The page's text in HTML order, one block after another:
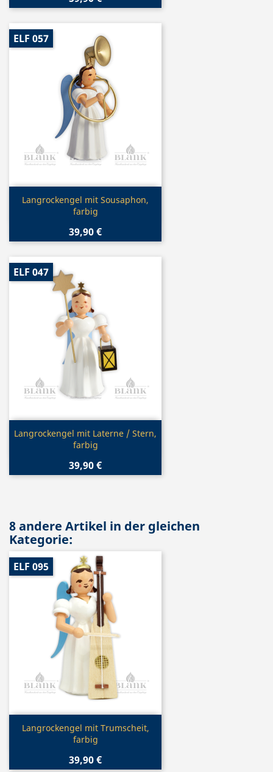
Vorschau
Langrockengel mit Sousaphon,
farbig
39,90 €
ELF 057
Vorschau
Langrockengel mit Laterne / Stern,
farbig
39,90 €
ELF 047
8 andere Artikel in der gleichen
Kategorie:
Vorschau
Langrockengel mit Trumscheit,
farbig
39,90 €
ELF 095